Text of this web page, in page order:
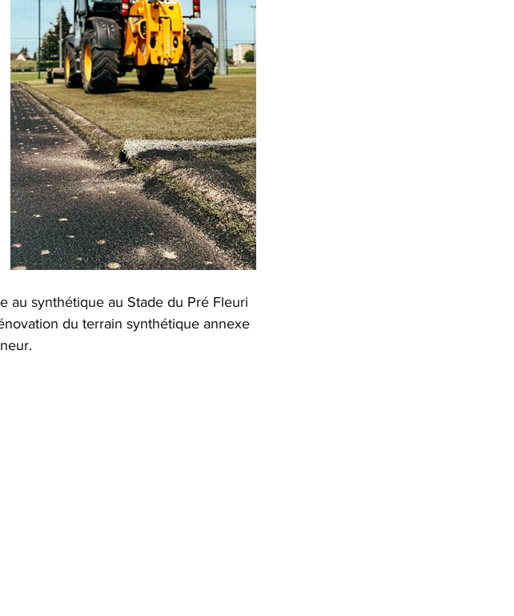
au synthétique au Stade du Pré Fleuri
du terrain synthétique annexe